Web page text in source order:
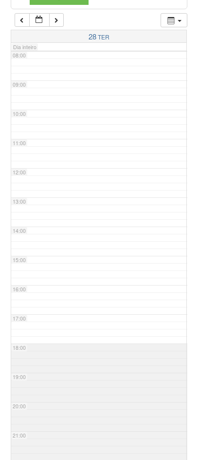
28TER
Dia inteiro
07:00
08:00
09:00
10:00
11:00
12:00
13:00
14:00
15:00
16:00
17:00
18:00
19:00
20:00
21:00